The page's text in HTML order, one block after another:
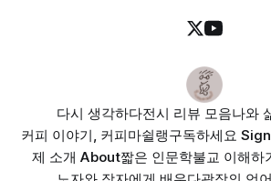
다시 생각하다전시 리뷰 모음나와
커피 이야기, 커피마쉴랭구독하세요
제 소개 About짧은 인문학불교 이해하